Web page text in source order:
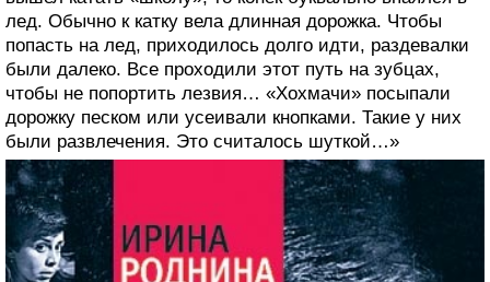
лед. Обычно к катку вела длинная дорожка. Чтобы
попасть на лед, приходилось долго идти, раздевалки
были далеко. Все проходили этот путь на зубцах,
чтобы не попортить лезвия… «Хохмачи» посыпали
дорожку песком или усеивали кнопками. Такие у них
были развлечения. Это считалось шуткой…»